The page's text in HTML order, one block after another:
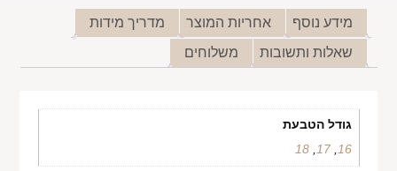
מידע נוסף אחריות המוצר
מדריך מידות
שאלות ותשובות
משלוחים
גודל הטבעת
16
,
17
,
18